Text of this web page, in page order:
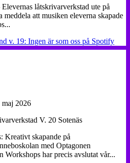
låtskrivarverkstad ute på
att musiken eleverna skapade
v. 19: Ingen är som oss på Spotify
maj 2026
V. 20 Sotenäs
Kreativt skapande på
med Optagonen
Workshops har precis avslutat vår...